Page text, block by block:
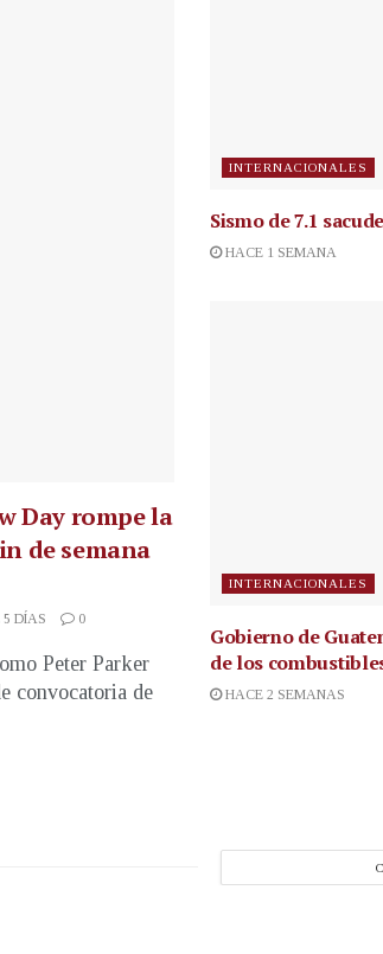
Day rompe la
de semana
DÍAS 0
Peter Parker
convocatoria de
INTERNACIONALES
Sismo de 7.1
HACE 1 SEMANA
INTERNACIONALES
Gobierno de
de los
HACE 2 SEMANAS